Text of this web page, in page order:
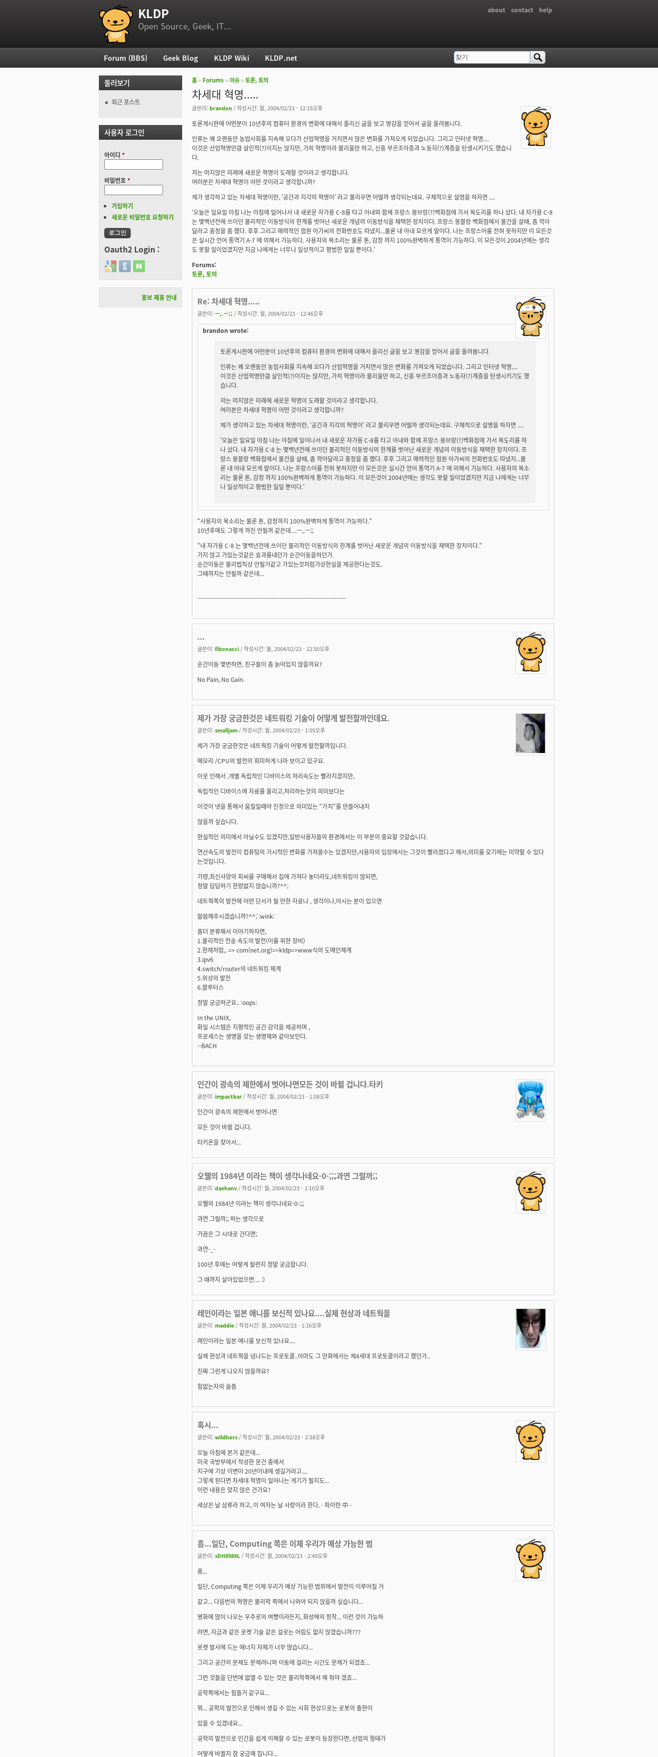
부 메뉴
about contact help
KLDP
Open Source, Geek, IT...
현재 위치
홈 ›› Forums ››이슈 ››토론, 토의
차세대 혁명.....
글쓴이: brandon / 작성시간: 월, 2004/02/23 - 12:15오후
토론게시판에 어떤분이 10년후의 컴퓨터 환경의 변화에 대해서 올리신 글을 보고 영감을 얻어서 글을 올려봄니다.
인류는 꽤 오랜동안 농업사회를 지속해 오다가 산업혁명을 거치면서 많은 변화를 가져오게 되었습니다. 그리고 인터넷 혁명....
이것은 산업혁명만큼 살인적(?)이지는 않지만, 가히 혁명이라 불리울만 하고, 신흥 부르조아층과 노동자(?)계층을 탄생시키기도 했습니
다.
저는 머지않은 미래에 새로운 혁명이 도래할 것이라고 생각합니다.
여러분은 차세대 혁명이 어떤 것이라고 생각합니까?
제가 생각하고 있는 차세대 혁명이란, '공간과 지각의 혁명이' 라고 불리우면 어떨까 생각되는데요. 구체적으로 설명을 하자면 ....
'오늘은 일요일 아침 나는 아침에 일어나서 내 새로운 자가용 C-8를 타고 아내와 함께 프랑스 몽브랑(?)백화점에 가서 목도리를 하나 샀다. 내 자가용 C-8
는 몇백년전에 쓰이던 물리적인 이동방식의 한계를 벗어난 새로운 개념의 이동방식을 채택한 장치이다. 프랑스 몽블랑 백화점에서 물건을 살때, 좀 깍아
달라고 흥정을 좀 했다. 후후 그리고 매력적인 점원 아가씨의 전화번호도 따냈지...물론 내 아내 모르게 말이다. 나는 프랑스어를 전혀 못하지만 이 모든것
은 실시간 언어 통역기 A-7 에 의해서 가능하다. 사용자의 목소리는 물론 톤, 감정 까지 100%완벽하게 통역이 가능하다. 이 모든것이 2004년에는 생각
도 못할 일이었겠지만 지금 나에게는 너무나 일상적이고 평범한 일일 뿐이다.'
Forums:
토론, 토의
Re: 차세대 혁명.....
글쓴이: ㅡ,.ㅡ;; / 작성시간: 월, 2004/02/23 - 12:46오후
brandon wrote:
토론게시판에 어떤분이 10년후의 컴퓨터 환경의 변화에 대해서 올리신 글을 보고 영감을 얻어서 글을 올려봄니다.
인류는 꽤 오랜동안 농업사회를 지속해 오다가 산업혁명을 거치면서 많은 변화를 가져오게 되었습니다. 그리고 인터넷 혁명....
이것은 산업혁명만큼 살인적(?)이지는 않지만, 가히 혁명이라 불리울만 하고, 신흥 부르조아층과 노동자(?)계층을 탄생시키기도 했
습니다.
저는 머지않은 미래에 새로운 혁명이 도래할 것이라고 생각합니다.
여러분은 차세대 혁명이 어떤 것이라고 생각합니까?
제가 생각하고 있는 차세대 혁명이란, '공간과 지각의 혁명이' 라고 불리우면 어떨까 생각되는데요. 구체적으로 설명을 하자면 ....
'오늘은 일요일 아침 나는 아침에 일어나서 내 새로운 자가용 C-8를 타고 아내와 함께 프랑스 몽브랑(?)백화점에 가서 목도리를 하
나 샀다. 내 자가용 C-8 는 몇백년전에 쓰이던 물리적인 이동방식의 한계를 벗어난 새로운 개념의 이동방식을 채택한 장치이다. 프
랑스 몽블랑 백화점에서 물건을 살때, 좀 깍아달라고 흥정을 좀 했다. 후후 그리고 매력적인 점원 아가씨의 전화번호도 따냈지...물
론 내 아내 모르게 말이다. 나는 프랑스어를 전혀 못하지만 이 모든것은 실시간 언어 통역기 A-7 에 의해서 가능하다. 사용자의 목소
리는 물론 톤, 감정 까지 100%완벽하게 통역이 가능하다. 이 모든것이 2004년에는 생각도 못할 일이었겠지만 지금 나에게는 너무
나 일상적이고 평범한 일일 뿐이다.'
"사용자의 목소리는 물론 톤, 감정까지 100%완벽하게 통역이 가능하다."
10년후에도 그렇게 까진 안될꺼 같은데....ㅡ,.ㅡ;;
"내 자가용 C-8 는 몇백년전에 쓰이던 물리적인 이동방식의 한계를 벗어난 새로운 개념의 이동방식을 채택한 장치이다."
가지 않고 가있는것같은 효과를내던가 순간이동을하던가.
순간이동은 물리법칙상 안될거같고 가있는것처럼가상현실을 제공한다는것도.
그때까지는 안될꺼 같은데...
----------------------------------------------------------------------------
...
글쓴이: fibonacci / 작성시간: 월, 2004/02/23 - 12:50오후
순간이동 몇번하면, 친구들이 좀 늙어있지 않을까요?
No Pain, No Gain.
제가 가장 궁금한것은 네트워킹 기술이 어떻게 발전할까인데요.
글쓴이: smalljam / 작성시간: 월, 2004/02/23 - 1:05오후
제가 가장 궁금한것은 네트웍킹 기술이 어떻게 발전할까입니다.
메모리 /CPU의 발전의 희미하게 나마 보이고 있구요.
이로 인해서 ,개별 독립적인 디바이스의 처리속도는 빨라지겠지만,
독립적인 디바이스에 자료를 올리고,처리하는것의 의미보다는
이것이 넷을 통해서 움질일때야 진정으로 의미있는 "가치"를 만들어내지
않을까 싶습니다.
현실적인 의미에서 아닐수도 있겠지만,일반사용자들의 환경에서는 이 부분의 중요할 것같습니다.
연산속도의 발전이 컴퓨팅의 거시적인 변화를 가져올수는 있겠지만,사용자의 입장에서는 그것이 빨라졌다고 해서,의미를 갖기에는 미약할 수 있다
는것입니다.
가령,최신사양의 피씨를 구매해서 집에 가져다 놓더라도,네트워킹이 않되면,
정말 답답하기 한량없지 않습니까?^^;
네트웍쪽의 발전에 어떤 단서가 될 만한 자료나 , 생각이나,아시는 분이 있으면
말씀해주시겠습니까?^^; :wink:
좀더 분류해서 이야기하자면,
1.물리적인 전송 속도의 발전(이를 위한 장비)
2.현재처럼,. => com(net.org)=>kldp=>www식의 도메인체계
3.ipv6
4.switch/router의 네트워킹 체계
5.위성의 발전
6.블루터스
정말 궁금하군요.. :oops:
In the UNIX,
화일 시스템은 지평적인 공간 감각을 제공하며 ,
프로세스는 생명을 갖는 생명체와 같아보인다.
--BACH
인간이 광속의 제한에서 벗어나면모든 것이 바뀔 겁니다.타키
글쓴이: impactbar / 작성시간: 월, 2004/02/23 - 1:08오후
인간이 광속의 제한에서 벗어나면
모든 것이 바뀔 겁니다.
타키온을 찾아서...
오웰의 1984년 이라는 책이 생각나네요-0-;;;과연 그럴까;;
글쓴이: daehanv / 작성시간: 월, 2004/02/23 - 1:10오후
오웰의 1984년 이라는 책이 생각나네요-0-;;;
과연 그럴까;; 하는 생각으로
가끔은 그 시대로 간다면;
과연-_-
100년 후에는 어떻게 될련지 정말 궁금합니다.
그 때까지 살아있었으면.... :)
레인이라는 일본 애니를 보신적 있나요....실제 현상과 네트웍을
글쓴이: maddie / 작성시간: 월, 2004/02/23 - 1:16오후
레인이라는 일본 애니를 보신적 있나요....
실제 현상과 네트웍을 넘나드는 프로토콜..아마도 그 만화에서는 제4세대 프로토콜이라고 했던가..
진짜 그런게 나오지 않을까요?
힘없는자의 슬픔
혹시...
글쓴이: wildhors / 작성시간: 월, 2004/02/23 - 2:38오후
오늘 아침에 본거 같은데...
미국 국방부에서 작성한 문건 중에서
지구에 기상 이변이 20년이내에 생길거라고....
그렇게 된다면 차세대 혁명이 일어나는 게기가 될지도...
이런 내용은 맞지 않은 건가요?
세상은 날 삼류라 하고, 이 여자는 날 사랑이라 한다. - 파이란 中 -
흠...일단, Computing 쪽은 이제 우리가 예상 가능한 범
글쓴이: sDH8988L / 작성시간: 월, 2004/02/23 - 2:40오후
흠...
일단, Computing 쪽은 이제 우리가 예상 가능한 범위에서 발전이 이루어질 거
같고... 다음번의 혁명은 물리학 쪽에서 나와야 되지 않을까 싶습니다...
영화에 많이 나오는 우주로의 여행이라든지, 화성에의 정착... 이런 것이 가능하
려면, 지금과 같은 로켓 기술 같은 걸로는 어림도 없지 않겠습니까???
로켓 발사에 드는 에너지 자체가 너무 많습니다...
그리고 공간의 문제도 문제려니와 이동에 걸리는 시간도 문제가 되겠죠...
그런 것들을 단번에 없앨 수 있는 것은 물리학쪽에서 해 줘야 겠죠...
공학쪽에서는 힘들거 같구요...
뭐... 공학의 발전으로 인해서 생길 수 있는 사회 현상으로는 로봇의 출현이
있을 수 있겠네요...
공학의 발전으로 인간을 쉽게 이해할 수 있는 로봇이 등장한다면, 산업의 형태가
어떻게 바뀔지 참 궁금해 집니다...
주 메뉴
Forum (BBS) Geek Blog KLDP Wiki KLDP.net 검색 폼
찾기
둘러보기
최근 포스트
사용자 로그인
아이디 *
비밀번호*
가입하기
새로운 비밀번호 요청하기
Oauth2 Login :
Login with Google
Login with GitHub
Login with Naver
홍보 제휴 안내